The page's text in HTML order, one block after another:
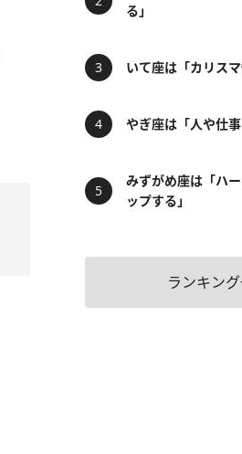
る」
いて座は「カリスマ
やぎ座は「人や仕事
みずがめ座は「ハ
ップする」
ランキン